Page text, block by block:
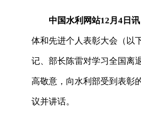
中国水利网站12月4日讯
体和先进个人表彰大会（以
记、部长陈雷对学习全国离
高敬意，向水利部受到表彰
议并讲话。